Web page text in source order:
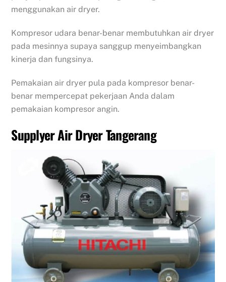
menggunakan air dryer.
Kompresor udara benar-benar membutuhkan air dryer
pada mesinnya supaya sanggup menyeimbangkan
kinerja dan fungsinya.
Pemakaian air dryer pula pada kompresor benar-
benar mempercepat pekerjaan Anda dalam
pemakaian kompresor angin.
Supplyer Air Dryer Tangerang